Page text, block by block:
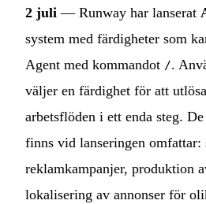
2 juli — Runway har lanserat
system med färdigheter som
Agent med kommandot /.
väljer en färdighet för att
arbetsflöden i ett enda steg.
finns vid lanseringen omfattar:
reklamkampanjer, produktion
lokalisering av annonser för